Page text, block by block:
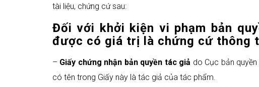
tài liệu, chứng cứ sau:
Đối với khởi kiện vi phạm bản
được có giá trị là chứng cứ thông
– Giấy chứng nhận bản quyền tác giả do Cục bản
có tên trong Giấy này là tác giả của tác phẩm.